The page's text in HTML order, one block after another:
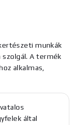
munkák
szolgál. A termék
alkalmas,
által